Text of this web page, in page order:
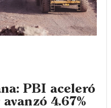
PBI aceleró
4.67%